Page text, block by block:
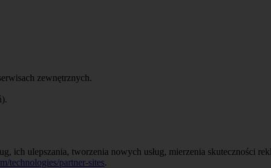
zewnętrznych.
ich ulepszania, tworzenia nowych usług, mierzenia skuteczności
technologies/partner-sites.